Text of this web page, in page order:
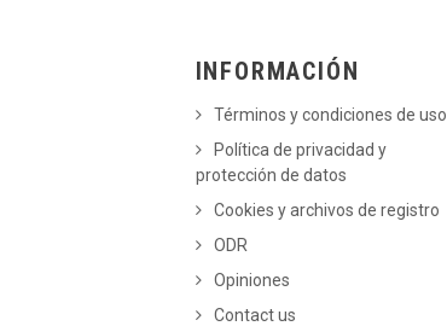
INFORMACIÓN
Términos y condiciones de uso
Política de privacidad y
protección de datos
Cookies y archivos de registro
ODR
Opiniones
Contact us